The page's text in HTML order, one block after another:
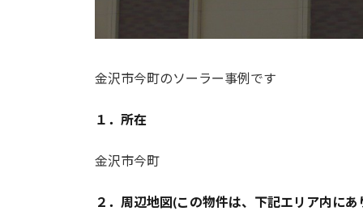
金沢市今町のソーラー事例です
１．所在
金沢市今町
２．周辺地図(この物件は、下記エリア内にあ